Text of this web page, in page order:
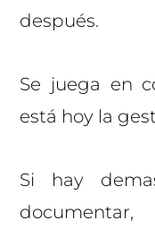
después.
Se juega en
está hoy la
Si hay
documentar,